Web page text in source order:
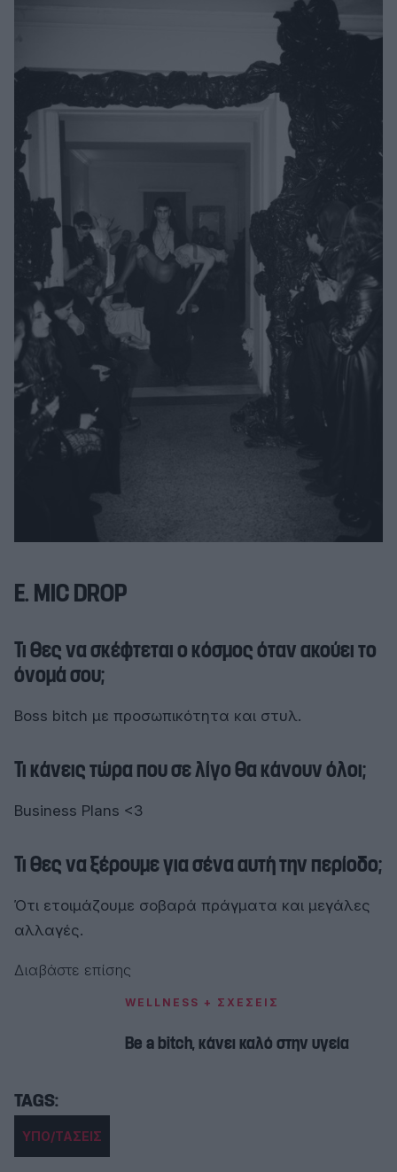
Ε. MIC DROP
Τι θες να σκέφτεται ο κόσμος όταν ακούει το
όνομά σου;
Boss bitch με προσωπικότητα και στυλ.
Τι κάνεις τώρα που σε λίγο θα κάνουν όλοι;
Business Plans <3
Τι θες να ξέρουμε για σένα αυτή την περίοδο;
Ότι ετοιμάζουμε σοβαρά πράγματα και μεγάλες
αλλαγές.
Διαβάστε επίσης
WELLNESS + ΣΧΕΣΕΙΣ
Be a bitch, κάνει καλό στην υγεία
ΥΠΟ/ΤΑΣΕΙΣ